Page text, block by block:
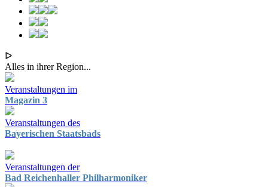
ᐅ
Alles in ihrer Region...
Veranstaltungen im
Magazin 3
Veranstaltungen des
Bayerischen Staatsbads
Veranstaltungen der
Bad Reichenhaller Philharmoniker